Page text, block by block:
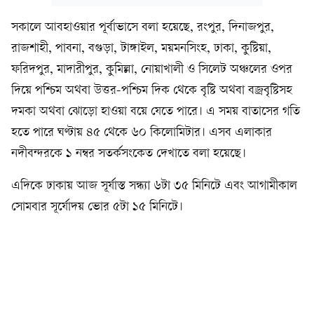
সকালে আবহাওয়ার পূর্বাভাসে বলা হয়েছে, রংপুর, দিনাজপুর,
রাজশাহী, পাবনা, বগুড়া, টাঙ্গাইল, ময়মনসিংহ, ঢাকা, কুষ্টিয়া,
ফরিদপুর, মাদারীপুর, কুমিল্লা, নোয়াখালী ও সিলেট অঞ্চলের ওপর
দিয়ে পশ্চিম অথবা উত্তর-পশ্চিম দিক থেকে বৃষ্টি অথবা বজ্রবৃষ্টিসহ
দমকা অথবা ঝোড়ো হাওয়া বয়ে যেতে পারে। এ সময় বাতাসের গতি
হতে পারে ঘণ্টায় ৪৫ থেকে ৬০ কিলোমিটার। এসব এলাকার
নদীবন্দরকে ১ নম্বর সতর্কসংকেত দেখাতে বলা হয়েছে।
এদিকে ঢাকায় আজ সূর্যাস্ত সন্ধ্যা ৬টা ৩৫ মিনিটে এবং আগামীকাল
সোমবার সূর্যোদয় ভোর ৫টা ১৫ মিনিটে।